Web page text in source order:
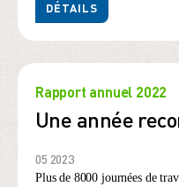
DÉTAILS
Rapport annuel 2022
Une année
05 2023
Plus de 8000 journées de